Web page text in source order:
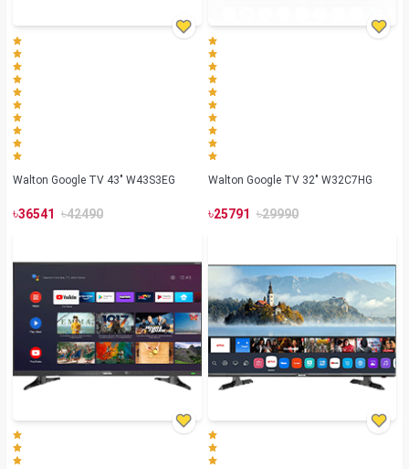
Walton Google TV 43" W43S3EG
৳36541 ৳42490
Walton Google TV 32" W32C7HG
৳25791 ৳29990